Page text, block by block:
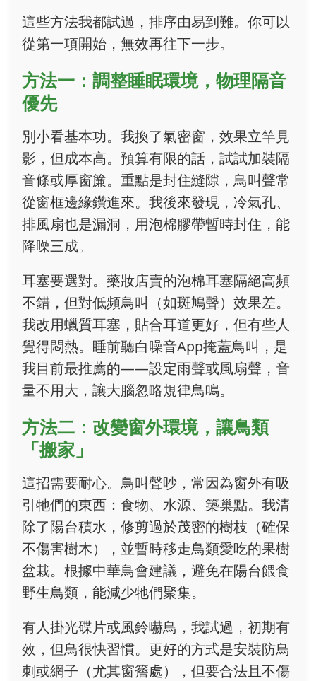
這些方法我都試過，排序由易到難。你可以
從第一項開始，無效再往下一步。
方法一：調整睡眠環境，物理隔音
優先
別小看基本功。我換了氣密窗，效果立竿見
影，但成本高。預算有限的話，試試加裝隔
音條或厚窗簾。重點是封住縫隙，鳥叫聲常
從窗框邊緣鑽進來。我後來發現，冷氣孔、
排風扇也是漏洞，用泡棉膠帶暫時封住，能
降噪三成。
耳塞要選對。藥妝店賣的泡棉耳塞隔絕高頻
不錯，但對低頻鳥叫（如斑鳩聲）效果差。
我改用蠟質耳塞，貼合耳道更好，但有些人
覺得悶熱。睡前聽白噪音App掩蓋鳥叫，是
我目前最推薦的——設定雨聲或風扇聲，音
量不用大，讓大腦忽略規律鳥鳴。
方法二：改變窗外環境，讓鳥類
「搬家」
這招需要耐心。鳥叫聲吵，常因為窗外有吸
引牠們的東西：食物、水源、築巢點。我清
除了陽台積水，修剪過於茂密的樹枝（確保
不傷害樹木），並暫時移走鳥類愛吃的果樹
盆栽。根據中華鳥會建議，避免在陽台餵食
野生鳥類，能減少牠們聚集。
有人掛光碟片或風鈴嚇鳥，我試過，初期有
效，但鳥很快習慣。更好的方式是安裝防鳥
刺或網子（尤其窗簷處），但要合法且不傷